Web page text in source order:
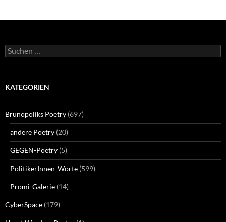
Suchen
nach:
KATEGORIEN
Brunopoliks Poetry (697)
andere Poetry (20)
GEGEN-Poetry (5)
PolitikerInnen-Worte (599)
Promi-Galerie (14)
CyberSpace (179)